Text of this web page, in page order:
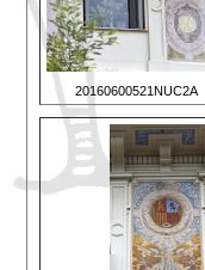
20160600521NUC2A